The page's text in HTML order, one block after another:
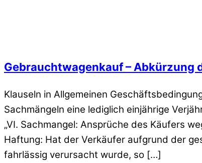
Gebrauchtwagenkauf –
Klauseln in Allgemeinen
Sachmängeln eine lediglich einjährige
„VI. Sachmangel: Ansprüche des Käufers
Haftung: Hat der Verkäufer aufgrund der
fahrlässig verursacht wurde, so […]